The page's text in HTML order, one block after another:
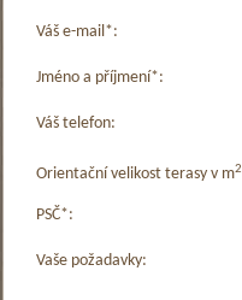
Váš e-mail*:
Jméno a příjmení*:
Váš telefon:
Orientační velikost terasy v m2
PSČ*:
Vaše požadavky: